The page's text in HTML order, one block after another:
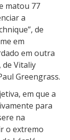
matou 77
a
de
em
em outra
de Vitaliy
Greengrass.
em que a
para
na
o extremo